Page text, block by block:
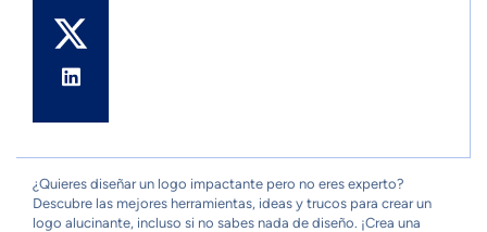
¿Quieres diseñar un logo impactante pero no eres experto?
Descubre las mejores herramientas, ideas y trucos para crear un
logo alucinante, incluso si no sabes nada de diseño. ¡Crea una